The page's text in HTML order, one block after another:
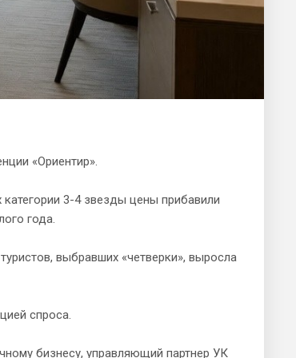
«Ориентир».
3-4 звезды цены прибавили
года.
выбравших «четверки», выросла
спроса.
бизнесу, управляющий партнер УК